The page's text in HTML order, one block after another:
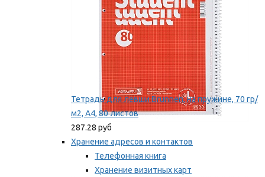
Тетрадь для левши Brunnen, на пружине, 70 гр/
м2, А4, 80 листов
287.28 руб
Хранение адресов и контактов
Телефонная книга
Хранение визитных карт